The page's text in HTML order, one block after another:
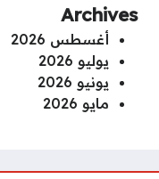
Archives
أغسطس 2026
يوليو 2026
يونيو 2026
مايو 2026